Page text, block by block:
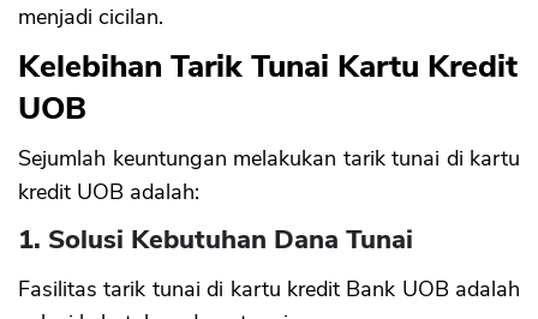
menjadi cicilan.
Kelebihan Tarik Tunai Kartu Kredit
UOB
Sejumlah keuntungan melakukan tarik tunai di kartu
kredit UOB adalah:
1. Solusi Kebutuhan Dana Tunai
Fasilitas tarik tunai di kartu kredit Bank UOB adalah